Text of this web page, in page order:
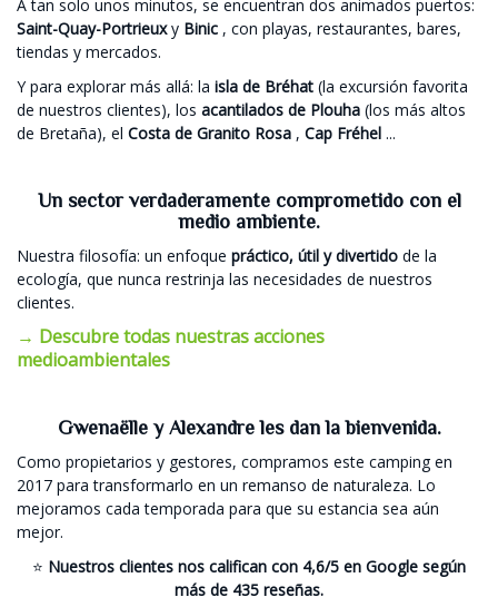
A tan solo unos minutos, se encuentran dos animados puertos:
Saint-Quay-Portrieuxy Binic , con playas, restaurantes, bares,
tiendas y mercados.
Y para explorar más allá: la isla de Bréhat (la excursión favorita
de nuestros clientes), los acantilados de Plouha (los más altos
de Bretaña), el Costa de Granito Rosa , Cap Fréhel ...
Un sector verdaderamente comprometido con el
medio ambiente.
Nuestra filosofía: un enfoque práctico, útil y divertido de la
ecología, que nunca restrinja las necesidades de nuestros
clientes.
→ Descubre todas nuestras acciones
medioambientales
Gwenaëlle y Alexandre les dan la bienvenida.
Como propietarios y gestores, compramos este camping en
2017 para transformarlo en un remanso de naturaleza. Lo
mejoramos cada temporada para que su estancia sea aún
mejor.
⭐ Nuestros clientes nos califican con 4,6/5 en Google según
más de 435 reseñas.